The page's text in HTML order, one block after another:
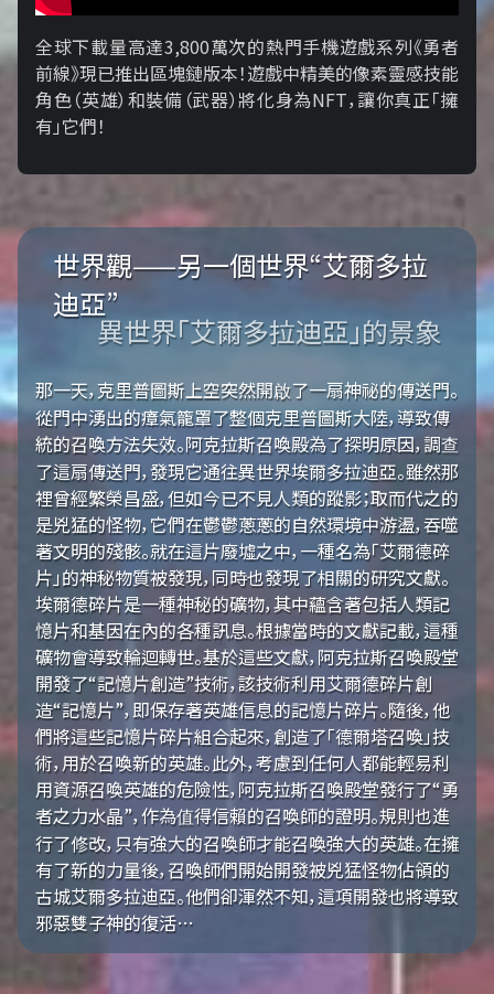
全球下載量高達3,800萬次的熱門手機遊戲系列《勇者
前線》現已推出區塊鏈版本！遊戲中精美的像素靈感技能
角色（英雄）和裝備（武器）將化身為NFT，讓你真正「擁​​
有」它們！
世界觀——另一個世界“艾爾多拉
迪亞”
異世界「艾爾多拉迪亞」的景象
那一天，克里普圖斯上空突然開啟了一扇神祕的傳送門。
從門中湧出的瘴氣籠罩了整個克里普圖斯大陸，導致傳
統的召喚方法失效。阿克拉斯召喚殿為了探明原因，調查
了這扇傳送門，發現它通往異世界埃爾多拉迪亞。雖然那
裡曾經繁榮昌盛，但如今已不見人類的蹤影；取而代之的
是兇猛的怪物，它們在鬱鬱蔥蔥的自然環境中游盪，吞噬
著文明的殘骸。就在這片廢墟之中，一種名為「艾爾德碎
片」的神秘物質被發現，同時也發現了相關的研究文獻。
埃爾德碎片是一種神秘的礦物，其中蘊含著包括人類記
憶片和基因在內的各種訊息。根據當時的文獻記載，這種
礦物會導致輪迴轉世。基於這些文獻，阿克拉斯召喚殿堂
開發了“記憶片創造”技術，該技術利用艾爾德碎片創
造“記憶片”，即保存著英雄信息的記憶片碎片。隨後，他
們將這些記憶片碎片組合起來，創造了「德爾塔召喚」技
術，用於召喚新的英雄。此外，考慮到任何人都能輕易利
用資源召喚英雄的危險性，阿克拉斯召喚殿堂發行了“勇
者之力水晶”，作為值得信賴的召喚師的證明。規則也進
行了修改，只有強大的召喚師才能召喚強大的英雄。在擁
有了新的力量後，召喚師們開始開發被兇猛怪物佔領的
古城艾爾多拉迪亞。他們卻渾然不知，這項開發也將導致
邪惡雙子神的復活…